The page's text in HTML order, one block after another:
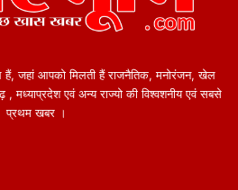
हैं, जहां आपको मिलती हैं राजनैतिक, मनोरंजन, खेल
, मध्याप्रदेश एवं अन्य राज्यो की विश्वशनीय एवं सबसे
प्रथम खबर ।